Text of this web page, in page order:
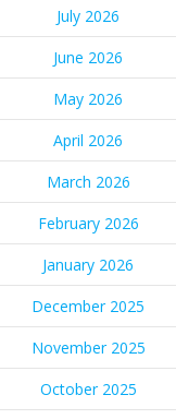
July 2026
June 2026
May 2026
April 2026
March 2026
February 2026
January 2026
December 2025
November 2025
October 2025